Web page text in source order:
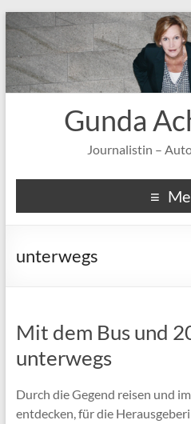
Gunda
Journalistin –
unterwegs
Mit dem Bus und
unterwegs
Durch die Gegend reisen und
entdecken, für die